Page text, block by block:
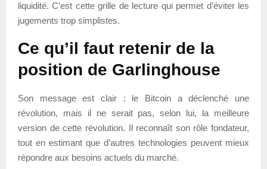
liquidité. C’est cette grille de lecture qui permet d’éviter les
jugements trop simplistes.
Ce qu’il faut retenir de la
position de Garlinghouse
Son message est clair : le Bitcoin a déclenché une
révolution, mais il ne serait pas, selon lui, la meilleure
version de cette révolution. Il reconnaît son rôle fondateur,
tout en estimant que d’autres technologies peuvent mieux
répondre aux besoins actuels du marché.